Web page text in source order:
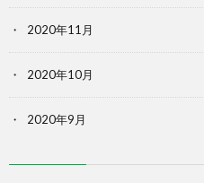
2020年11月
2020年10月
2020年9月